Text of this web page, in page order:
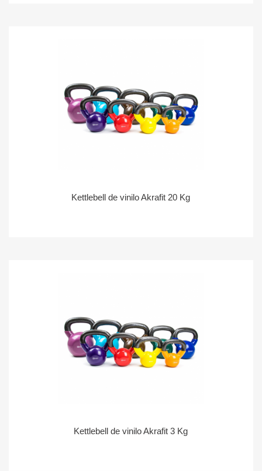
Kettlebell de vinilo Akrafit 20 Kg
Kettlebell de vinilo Akrafit 3 Kg